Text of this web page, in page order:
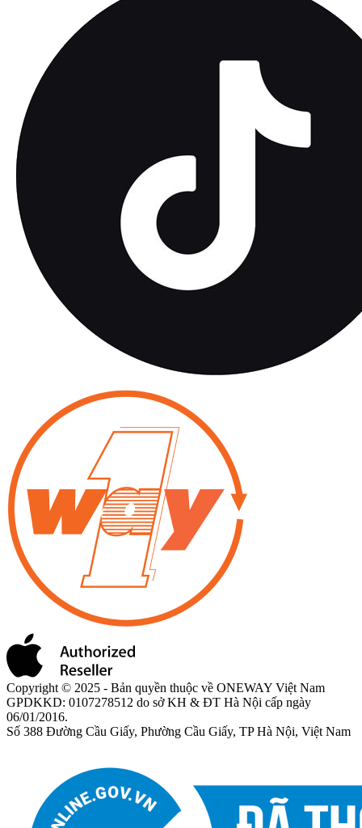
Copyright © 2025 - Bản quyền thuộc về ONEWAY Việt Nam
GPDKKD: 0107278512 do sở KH & ĐT Hà Nội cấp ngày
06/01/2016.
Số 388 Đường Cầu Giấy, Phường Cầu Giấy, TP Hà Nội, Việt Nam